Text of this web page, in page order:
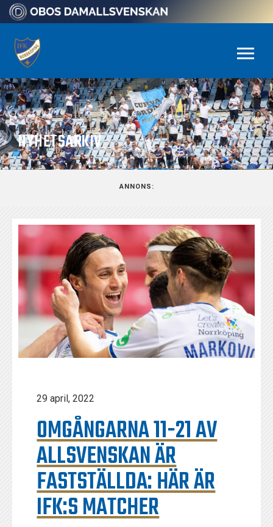
NYHETSARKIV
ANNONS:
29 april, 2022
OMGÅNGARNA 11-21 AV
ALLSVENSKAN ÄR
FASTSTÄLLDA: HÄR ÄR
IFK:S MATCHER